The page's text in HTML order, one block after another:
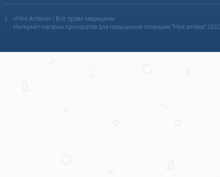
«Моя Аптека» | Все права защищены
Интернет-магазин препаратов для повышения потенции “Моя аптека”